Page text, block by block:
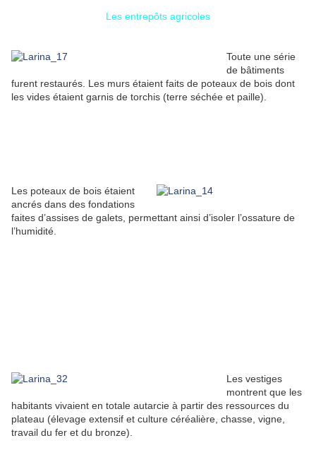
Les entrepôts agricoles
Toute une série
de bâtiments
furent restaurés. Les murs étaient faits de poteaux de bois dont
les vides étaient garnis de torchis (terre séchée et paille).
Les poteaux de bois étaient
ancrés dans des fondations
faites d’assises de galets, permettant ainsi d’isoler l’ossature de
l’humidité.
Les vestiges
montrent que les
habitants vivaient en totale autarcie à partir des ressources du
plateau (élevage extensif et culture céréalière, chasse, vigne,
travail du fer et du bronze).